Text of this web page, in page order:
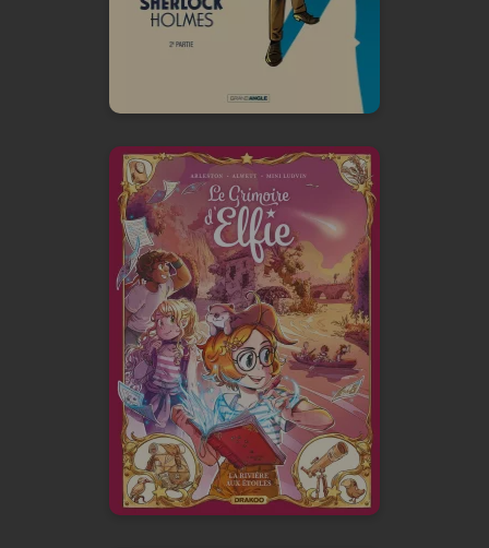
En voir +
Le Grimoire d'Elfie
Vol. 07 - Histoire
Complète
Date de parution :
28/10/2026
Une aventure où le plus puissant
des pouvoirs se révèle être celui
de l'imagination.
En voir +